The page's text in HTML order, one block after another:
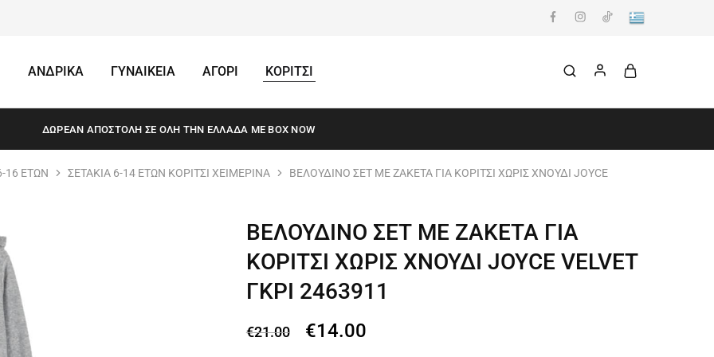
ΑΝΔΡΙΚΑ ΓΥΝΑΙΚΕΙΑ ΑΓΟΡΙ ΚΟΡΙΤΣΙ
ΔΩΡΕΆΝ ΑΠΟΣΤΟΛΗ ΣΕ ΌΛΗ ΤΗΝ ΕΛΛΆΔΑ ΜΕ BOX NOW
16 ΕΤΩΝ ΣΕΤΑΚΙΑ 6-14 ΕΤΩΝ ΚΟΡΙΤΣΙ ΧΕΙΜΕΡΙΝΑ
ΒΕΛΟΥΔΙΝΟ ΣΕΤ ΜΕ ΖΑΚΕΤΑ ΓΙΑ ΚΟΡΙΤΣΙ ΧΩΡΙΣ ΧΝΟΥΔΙ JOYCE
ΒΕΛΟΥΔΙΝΟ ΣΕΤ ΜΕ ΖΑΚΕΤΑ ΓΙΑ
ΚΟΡΙΤΣΙ ΧΩΡΙΣ ΧΝΟΥΔΙ JOYCE VELVET
ΓΚΡΙ 2463911
€21.00 €14.00